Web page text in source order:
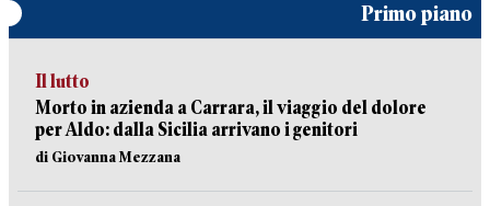
Primo piano
Il lutto
Morto in azienda a Carrara, il viaggio del dolore
per Aldo: dalla Sicilia arrivano i genitori
di Giovanna Mezzana